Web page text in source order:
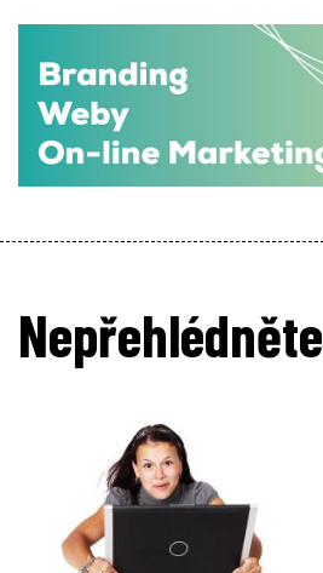
Nepřehlédněte